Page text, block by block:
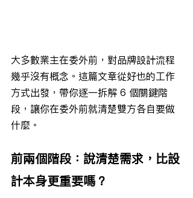
大多數業主在委外前，對品牌設計流程
幾乎沒有概念。這篇文章從好也的工作
方式出發，帶你逐一拆解 6 個關鍵階
段，讓你在委外前就清楚雙方各自要做
什麼。
前兩個階段：說清楚需求，比設
計本身更重要嗎？